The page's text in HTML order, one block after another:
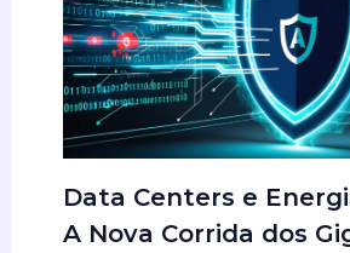
Data Centers e
A Nova Corrida dos